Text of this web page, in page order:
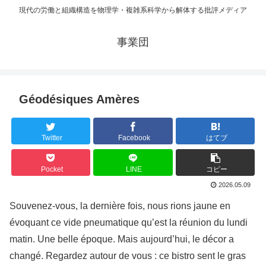
現代の労働と組織構造を物理学・複雑系科学から解体する批評メディア
事業団
Géodésiques Amères
Twitter Facebook はてブ
Pocket LINE コピー
2026.05.09
Souvenez-vous, la dernière fois, nous rions jaune en
évoquant ce vide pneumatique qu’est la réunion du lundi
matin. Une belle époque. Mais aujourd’hui, le décor a
changé. Regardez autour de vous : ce bistro sent le gras